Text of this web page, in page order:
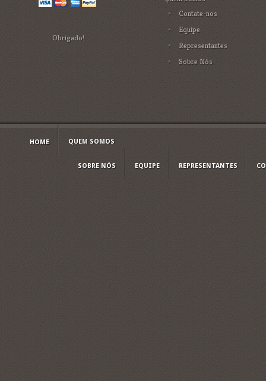
Obrigado!
Contate-nos
Equipe
Representantes
Sobre Nós
HOME QUEM SOMOS
SOBRE NÓS EQUIPE REPRESENTANTES